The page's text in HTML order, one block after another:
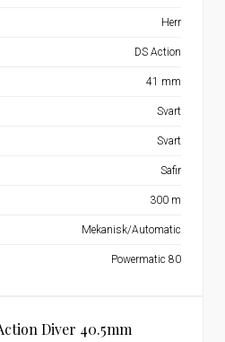
Diver 40.5mm
Herr
DS Action
41 mm
Svart
Svart
Safir
300 m
Mekanisk/Automatic
Powermatic 80